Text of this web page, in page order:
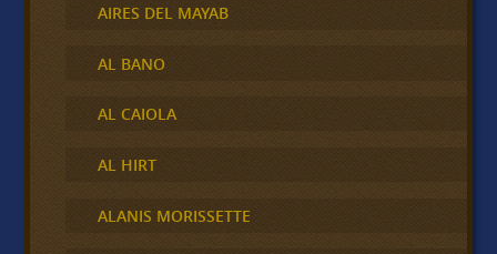
AIRES DEL MAYAB
AL BANO
AL CAIOLA
AL HIRT
ALANIS MORISSETTE